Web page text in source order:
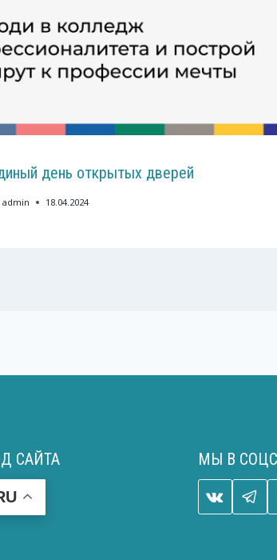
день открытых дверей
admin 18.04.2024
САЙТА МЫ В